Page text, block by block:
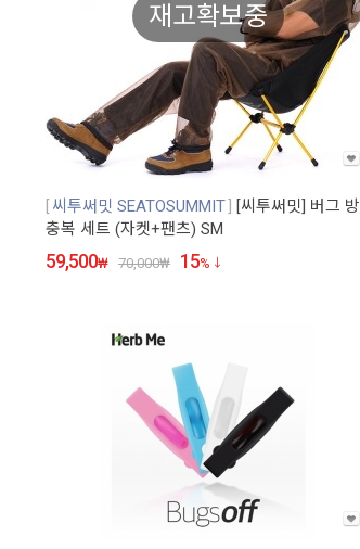
재고확보중
씨투써밋 SEATOSUMMIT
[씨투써밋] 버그 방
충복 세트 (자켓+팬츠) SM
59,500₩ 70,000₩ 15%